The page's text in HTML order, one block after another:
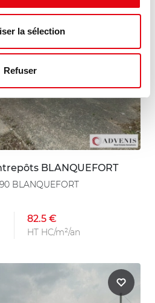
la sélection
Refuser
BLANQUEFORT
BLANQUEFORT
82.5 €
HT HC/m²/an